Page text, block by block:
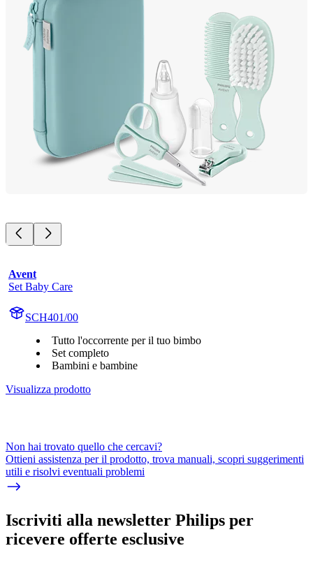
Avent
Set Baby Care
SCH401/00
Tutto l'occorrente per il tuo bimbo
Set completo
Bambini e bambine
Visualizza prodotto
Non hai trovato quello che cercavi?
Ottieni assistenza per il prodotto, trova manuali, scopri suggerimenti
utili e risolvi eventuali problemi
Iscriviti alla newsletter Philips per
ricevere offerte esclusive